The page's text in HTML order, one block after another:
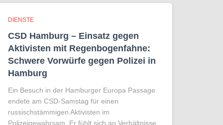
DIENSTE
CSD Hamburg – Einsatz gegen
Aktivisten mit Regenbogen­fahne:
Schwere Vorwürfe gegen Polizei in
Hamburg
Ein Besuch in der Hamburger Europa Passage
endete am CSD-Samstag für einen
russischstämmigen Aktivisten im
Polizeigewahrsam. Er fühlt sich an Verhältnisse